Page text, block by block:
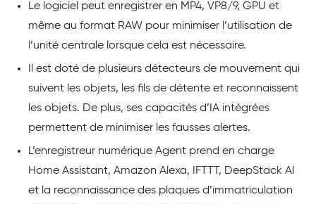
Le logiciel peut enregistrer en MP4, VP8/9, GPU et
même au format RAW pour minimiser l’utilisation de
l’unité centrale lorsque cela est nécessaire.
Il est doté de plusieurs détecteurs de mouvement qui
suivent les objets, les fils de détente et reconnaissent
les objets. De plus, ses capacités d’IA intégrées
permettent de minimiser les fausses alertes.
L’enregistreur numérique Agent prend en charge
Home Assistant, Amazon Alexa, IFTTT, DeepStack AI
et la reconnaissance des plaques d’immatriculation